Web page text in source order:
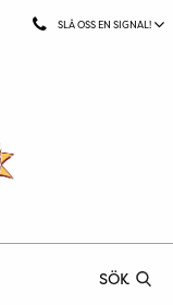
SLÅ OSS EN SIGNAL!
SÖK